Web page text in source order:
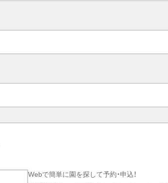
Webで簡単に園を探して予約・申込！